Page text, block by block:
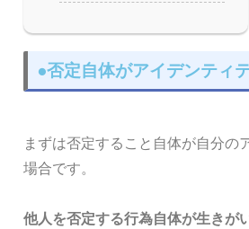
●否定自体がアイデンティ
まずは否定すること自体が自分の
場合です。
他人を否定する行為自体が生きが